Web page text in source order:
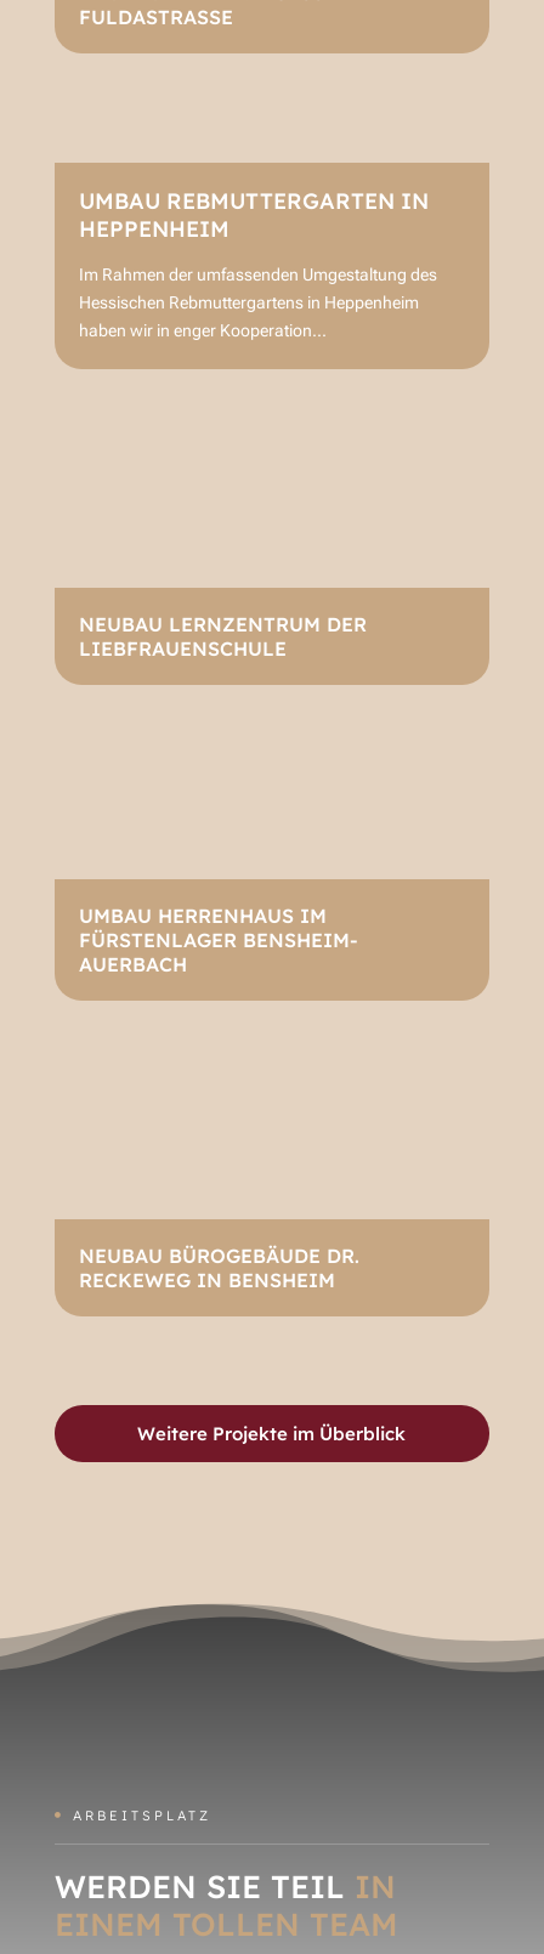
FULDASTRASSE
UMBAU REBMUTTERGARTEN IN
HEPPENHEIM
Im Rahmen der umfassenden Umgestaltung des
Hessischen Rebmuttergartens in Heppenheim
haben wir in enger Kooperation...
NEUBAU LERNZENTRUM DER
LIEBFRAUENSCHULE
UMBAU HERRENHAUS IM
FÜRSTENLAGER BENSHEIM-
AUERBACH
NEUBAU BÜROGEBÄUDE DR.
RECKEWEG IN BENSHEIM
Weitere Projekte im Überblick
 ARBEITSPLATZ
WERDEN SIE TEIL IN
EINEM TOLLEN TEAM